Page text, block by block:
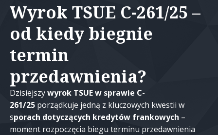
Wyrok TSUE C-261/25 –
od kiedy biegnie
termin
przedawnienia?
Dzisiejszywyrok TSUE w sprawie C-
261/25 porządkuje jedną z kluczowych kwestii w
sporach dotyczących kredytów frankowych –
moment rozpoczęcia biegu terminu przedawnienia